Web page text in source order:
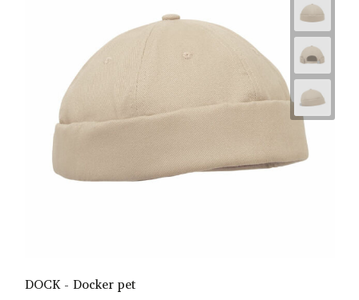
DOCK - Docker pet